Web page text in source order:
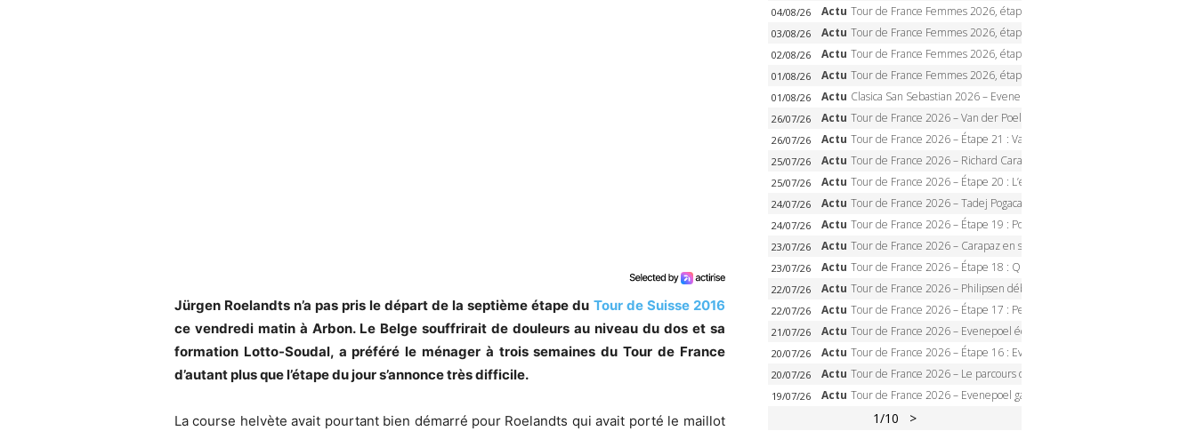
Jürgen Roelandts n’a pas pris le départ de la septième étape du Tour de Suisse 2016
ce vendredi matin à Arbon. Le Belge souffrirait de douleurs au niveau du dos et sa
formation Lotto-Soudal, a préféré le ménager à trois semaines du Tour de France
d’autant plus que l’étape du jour s’annonce très difficile.
La course helvète avait pourtant bien démarré pour Roelandts qui avait porté le maillot
04/08/26 Actu Tour de France Femmes 2026, étape 4 – Marlen Reusser écrase le chrono, Ferrand-Prévot en crise
03/08/26 Actu Tour de France Femmes 2026, étape 3 – Sigrid Haugset en solitaire, 88 km d’échappée, maillot jaune
02/08/26 Actu Tour de France Femmes 2026, étape 2 – Lorena Wiebes doublé à Genève, Markus héroïque, 7e record
01/08/26 Actu Tour de France Femmes 2026, étape 1 – Lorena Wiebes intouchable à Lausanne, premier maillot jaune
01/08/26 Actu Clasica San Sebastian 2026 – Evenepoel recordman, 4e victoire, Carapaz battu au sprint
26/07/26 Actu Tour de France 2026 – Van der Poel monumental à Paris, Pogacar égale le record des cinq sacres
26/07/26 Actu Tour de France 2026 – Étape 21 : Van der Poel, Pogacar, qui succédera à Wout van Aert sur les Champs-Elysées ?
25/07/26 Actu Tour de France 2026 – Richard Carapaz roi des Alpes, doublé et maillot à pois, Seixas perd le podium
25/07/26 Actu Tour de France 2026 – Étape 20 : L’étape reine, Galibier, Sarenne, Alpe d’Huez, qui succédera à Pogacar ?
24/07/26 Actu Tour de France 2026 – Tadej Pogacar dompte l’Alpe d’Huez, 5e victoire, record de Pantani pulvérisé
24/07/26 Actu Tour de France 2026 – Étape 19 : Pogacar peut-il enfin dompter l’Alpe d’Huez ?
23/07/26 Actu Tour de France 2026 – Carapaz en solitaire à Orcières-Merlette, Paret-Peintre à un point du maillot à pois
23/07/26 Actu Tour de France 2026 – Étape 18 : Qui domptera Orcières-Merlette, première marche vers l’Alpe d’Huez ?
22/07/26 Actu Tour de France 2026 – Philipsen débloque son compteur à Voiron, Pedersen en danger pour le maillot vert
22/07/26 Actu Tour de France 2026 – Étape 17 : Pedersen peut-il verrouiller le maillot vert à Voiron ?
21/07/26 Actu Tour de France 2026 – Evenepoel écrase le chrono d’Évian, Seixas 4e, Lipowitz abandonne
20/07/26 Actu Tour de France 2026 – Étape 16 : Evenepoel, Pogacar, Ganna… qui domptera le chrono d’Évian pour redessiner le podium ?
20/07/26 Actu Tour de France 2026 – Le parcours officiel complet : 21 étapes, profils, carte et dates
19/07/26 Actu Tour de France 2026 – Evenepoel gagne à Solaison, Vingegaard abandonne, Pogacar toujours en jaune
1/10 >